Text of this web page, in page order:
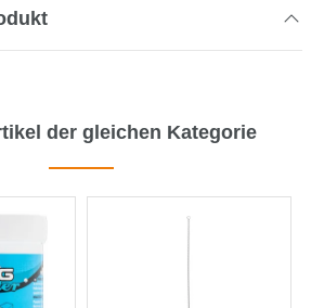
der gleichen Kategorie